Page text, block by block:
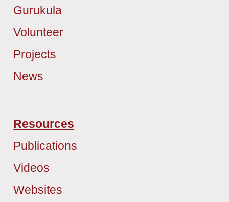
Gurukula
Volunteer
Projects
News
Resources
Publications
Videos
Websites